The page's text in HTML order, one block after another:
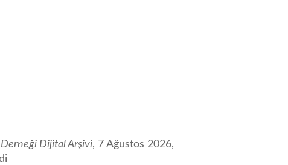
Derneği Dijital Arşivi, 7 Ağustos 2026,